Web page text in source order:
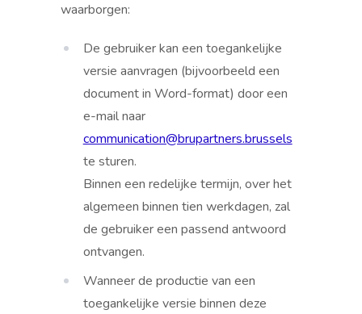
waarborgen:
De gebruiker kan een toegankelijke
versie aanvragen (bijvoorbeeld een
document in Word-format) door een
e-mail naar
communication@brupartners.brussels
te sturen.
Binnen een redelijke termijn, over het
algemeen binnen tien werkdagen, zal
de gebruiker een passend antwoord
ontvangen.
Wanneer de productie van een
toegankelijke versie binnen deze